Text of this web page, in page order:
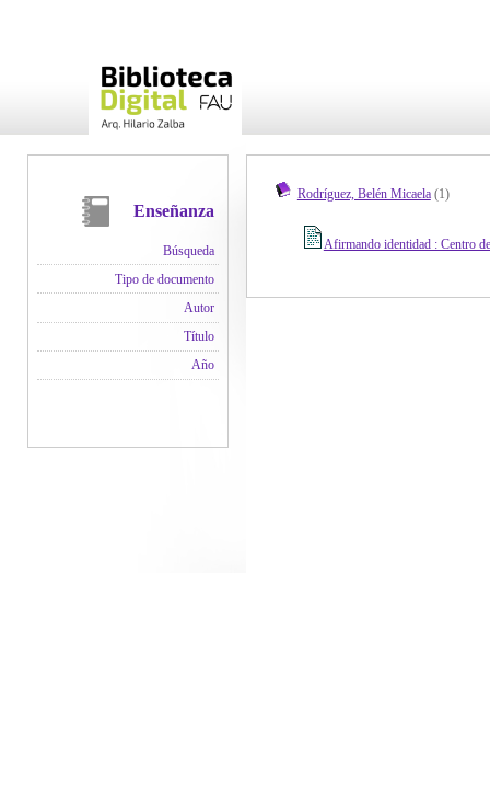
Enseñanza
Búsqueda
Tipo de documento
Autor
Título
Año
Rodríguez, Belén Micaela(1)
Afirmando identidad : Centro